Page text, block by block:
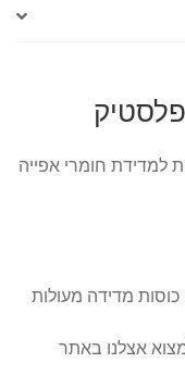
למדידת חומרי אפייה
מדידה מעולות
אצלנו באתר